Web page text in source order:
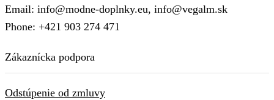
Email: info@modne-doplnky.eu, info@vegalm.sk
Phone: +421 903 274 471
Zákaznícka podpora
Odstúpenie od zmluvy